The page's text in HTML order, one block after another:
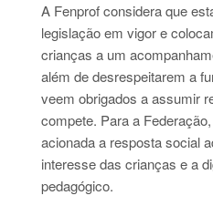
A Fenprof considera que
legislação em vigor e
crianças a um
além de desrespeitarem a
veem obrigados a assumir
compete. Para a
acionada a resposta social
interesse das crianças e a
pedagógico.